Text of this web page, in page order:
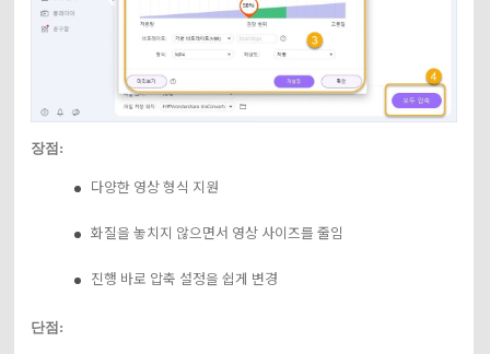
장점:
다양한 영상 형식 지원
화질을 놓치지 않으면서 영상 사이즈를 줄임
진행 바로 압축 설정을 쉽게 변경
단점: